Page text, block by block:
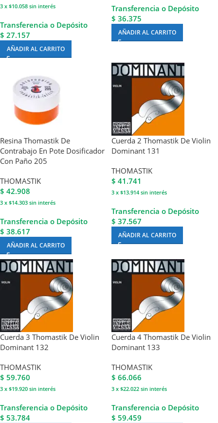
3 x $10.058 sin interés
Transferencia o Depósito
$ 27.157
AÑADIR AL CARRITO
Transferencia o Depósito
$ 36.375
AÑADIR AL CARRITO
Resina Thomastik De
Contrabajo En Pote Dosificador
Con Paño 205
THOMASTIK
$ 42.908
3 x $14.303 sin interés
Transferencia o Depósito
$ 38.617
AÑADIR AL CARRITO
Cuerda 2 Thomastik De Violin
Dominant 131
THOMASTIK
$ 41.741
3 x $13.914 sin interés
Transferencia o Depósito
$ 37.567
AÑADIR AL CARRITO
Cuerda 3 Thomastik De Violin
Dominant 132
THOMASTIK
$ 59.760
3 x $19.920 sin interés
Transferencia o Depósito
$ 53.784
Cuerda 4 Thomastik De Violin
Dominant 133
THOMASTIK
$ 66.066
3 x $22.022 sin interés
Transferencia o Depósito
$ 59.459